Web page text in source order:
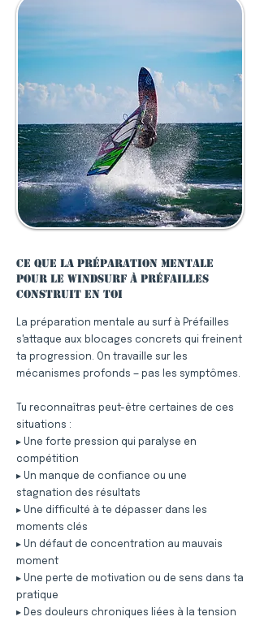
Ce que la préparation mentale
pour le windsurf à Préfailles
construit en toi
La préparation mentale au surf à Préfailles
s'attaque aux blocages concrets qui freinent
ta progression. On travaille sur les
mécanismes profonds — pas les symptômes.
Tu reconnaîtras peut-être certaines de ces
situations :
▸ Une forte pression qui paralyse en
compétition
▸ Un manque de confiance ou une
stagnation des résultats
▸ Une difficulté à te dépasser dans les
moments clés
▸ Un défaut de concentration au mauvais
moment
▸ Une perte de motivation ou de sens dans ta
pratique
▸ Des douleurs chroniques liées à la tension